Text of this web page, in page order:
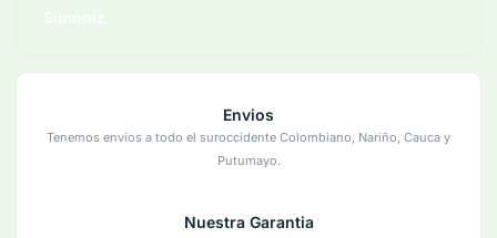
Envios
Tenemos envios a todo el suroccidente Colombiano, Nariño, Cauca y
Putumayo.
Nuestra Garantia